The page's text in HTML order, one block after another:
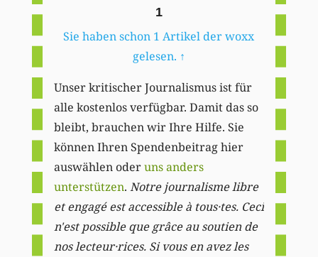
1
Sie haben schon 1 Artikel der woxx
gelesen. ↑
Unser kritischer Journalismus ist für
alle kostenlos verfügbar. Damit das so
bleibt, brauchen wir Ihre Hilfe. Sie
können Ihren Spendenbeitrag hier
auswählen oderuns anders
unterstützen. Notre journalisme libre
et engagé est accessible à tous·tes. Ceci
n'est possible que grâce au soutien de
nos lecteur·rices. Si vous en avez les